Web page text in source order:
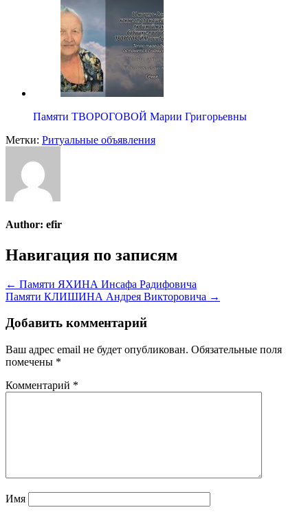
Памяти ТВОРОГОВОЙ Марии Григорьевны
Метки: Ритуальные объявления
Author: efir
Навигация по записям
← Памяти ЯХИНА Инсафа Радифовича
Памяти КЛИШИНА Андрея Викторовича →
Добавить комментарий
Ваш адрес email не будет опубликован. Обязательные поля
помечены *
Комментарий *
Имя